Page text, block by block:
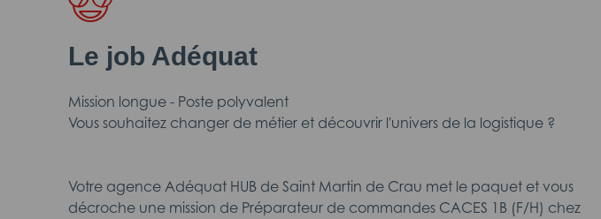
Le job Adéquat
Mission longue - Poste polyvalent
Vous souhaitez changer de métier et découvrir l'univers de la logistique ?
Votre agence Adéquat HUB de Saint Martin de Crau met le paquet et vous
décroche une mission de Préparateur de commandes CACES 1B (F/H) chez